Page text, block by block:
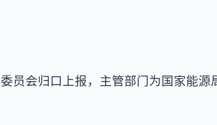
会归口上报，主管部门为国家能源